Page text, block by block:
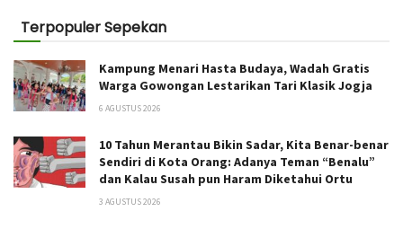
Terpopuler Sepekan
Kampung Menari Hasta Budaya, Wadah Gratis
Warga Gowongan Lestarikan Tari Klasik Jogja
6 AGUSTUS 2026
10 Tahun Merantau Bikin Sadar, Kita Benar-benar
Sendiri di Kota Orang: Adanya Teman “Benalu”
dan Kalau Susah pun Haram Diketahui Ortu
3 AGUSTUS 2026